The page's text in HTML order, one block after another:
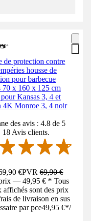
de protection contre
housse de
pour barbecue
70 x 160 x 125 cm
Kansas 3, 4 et
4K Monroe 3, 4 noir
des avis : 4.8 de 5
18 Avis clients.
€PVR69,90 €
— 49,95 € * Tous
affichés sont des prix
de livraison en sus
par pce49,95 €*/